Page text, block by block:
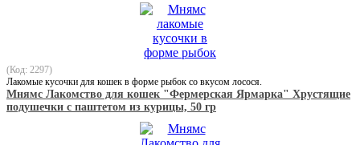
(Код: 2297)
Лакомые кусочки для кошек в форме рыбок со вкусом лосося.
Мнямс Лакомство для кошек "Фермерская Ярмарка" Хрустящие
подушечки с паштетом из курицы, 50 гр